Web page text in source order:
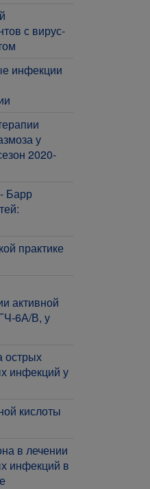
с вирус-
инфекции
у
2020-
Барр
практике
активной
6А/В, у
острых
инфекций у
кислоты
в лечении
инфекций в